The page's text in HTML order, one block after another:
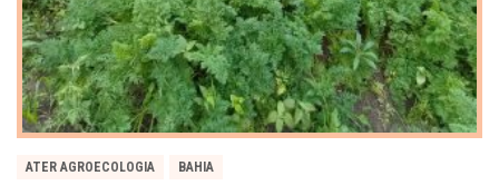
ATER AGROECOLOGIA BAHIA